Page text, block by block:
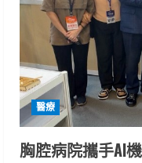
醫療
胸腔病院攜手AI